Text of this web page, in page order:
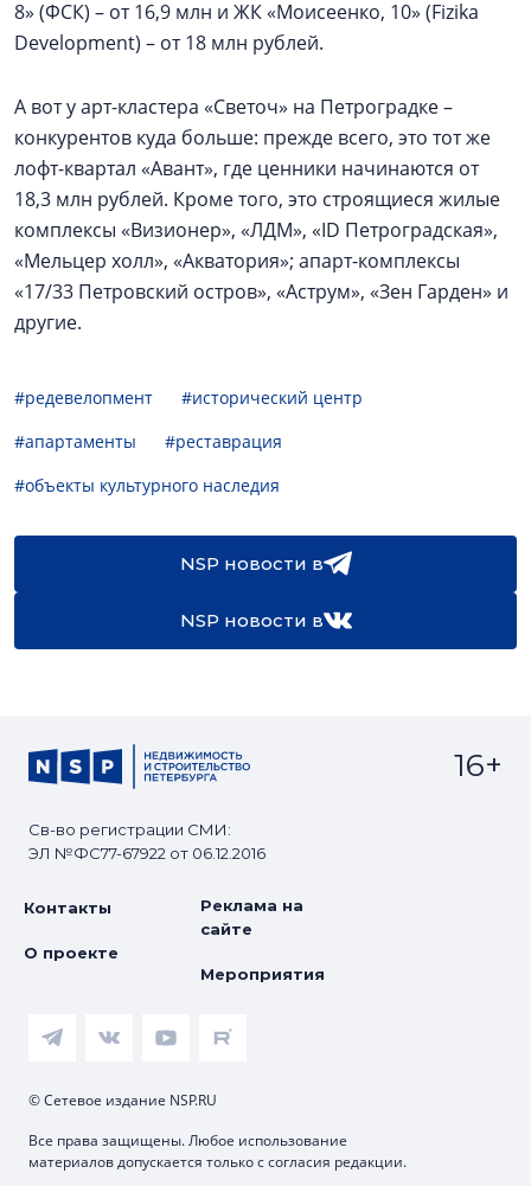
8» (ФСК) – от 16,9 млн и ЖК «Моисеенко, 10» (Fizika
Development) – от 18 млн рублей.
А вот у арт-кластера «Светоч» на Петроградке –
конкурентов куда больше: прежде всего, это тот же
лофт-квартал «Авант», где ценники начинаются от
18,3 млн рублей. Кроме того, это строящиеся жилые
комплексы «Визионер», «ЛДМ», «ID Петроградская»,
«Мельцер холл», «Акватория»; апарт-комплексы
«17/33 Петровский остров», «Аструм», «Зен Гарден» и
другие.
#редевелопмент
#исторический центр
#апартаменты
#реставрация
#объекты культурного наследия
NSP новости в
NSP новости в
Св-во регистрации СМИ:
ЭЛ №ФС77-67922 от 06.12.2016
16+
Контакты
О проекте
Реклама на
сайте
Мероприятия
© Сетевое издание NSP.RU
Все права защищены. Любое использование
материалов допускается только с согласия редакции.